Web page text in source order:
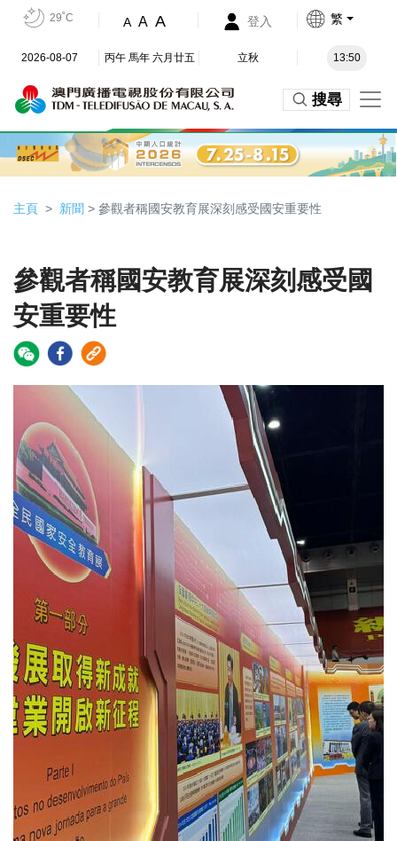
29˚C A A A 登入 繁
2026-08-07 丙午 馬年 六月廿五 立秋 13:50
搜尋
主頁 新聞 > 參觀者稱國安教育展深刻感受國安重要性
參觀者稱國安教育展深刻感受國
安重要性